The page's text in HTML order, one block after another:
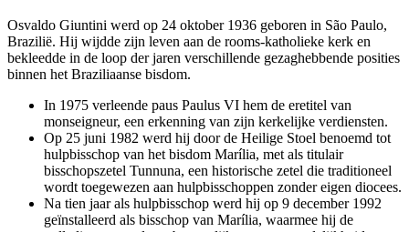
Osvaldo Giuntini werd op 24 oktober 1936 geboren in São Paulo,
Brazilië. Hij wijdde zijn leven aan de rooms-katholieke kerk en
bekleedde in de loop der jaren verschillende gezaghebbende posities
binnen het Braziliaanse bisdom.
In 1975 verleende paus Paulus VI hem de eretitel van
monseigneur, een erkenning van zijn kerkelijke verdiensten.
Op 25 juni 1982 werd hij door de Heilige Stoel benoemd tot
hulpbisschop van het bisdom Marília, met als titulair
bisschopszetel Tunnuna, een historische zetel die traditioneel
wordt toegewezen aan hulpbisschoppen zonder eigen diocees.
Na tien jaar als hulpbisschop werd hij op 9 december 1992
geïnstalleerd als bisschop van Marília, waarmee hij de